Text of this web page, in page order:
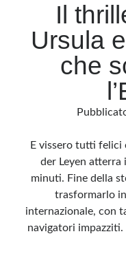
Il
Ursula
che
E vissero tutti felici
der Leyen
minuti. Fine della
trasformarlo
internazionale, con
navigatori impazziti.